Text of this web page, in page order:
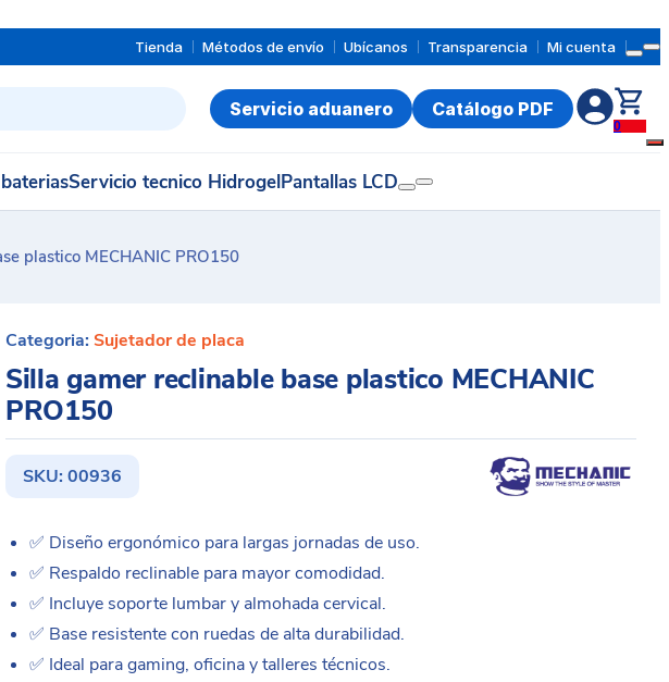
Tienda Métodos de envío Ubícanos Transparencia Mi cuenta
Servicio aduanero Catálogo PDF
0
Servicio tecnico HidrogelPantallas LCD
plastico MECHANIC PRO150
Categoria: Sujetador de placa
Silla gamer reclinable base plastico MECHANIC
PRO150
SKU: 00936
✅ Diseño ergonómico para largas jornadas de uso.
✅ Respaldo reclinable para mayor comodidad.
✅ Incluye soporte lumbar y almohada cervical.
✅ Base resistente con ruedas de alta durabilidad.
✅ Ideal para gaming, oficina y talleres técnicos.